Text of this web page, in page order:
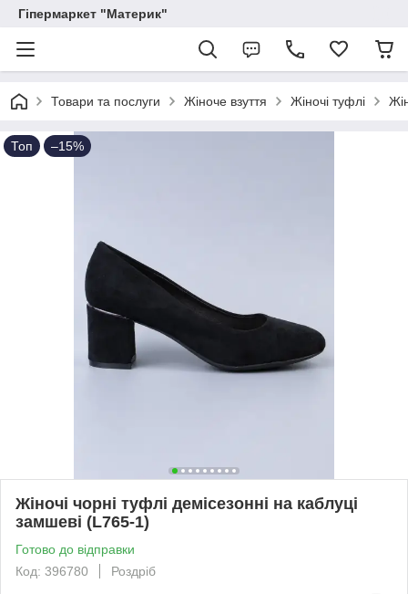
Гіпермаркет "Материк"
Товари та послуги Жіноче взуття Жіночі туфлі
Топ –15%
Жіночі чорні туфлі демісезонні на каблуці
замшеві (L765-1)
Готово до відправки
Код: 396780
Роздріб